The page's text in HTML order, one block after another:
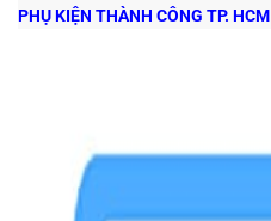
PHỤ KIỆN THÀNH CÔNG TP.